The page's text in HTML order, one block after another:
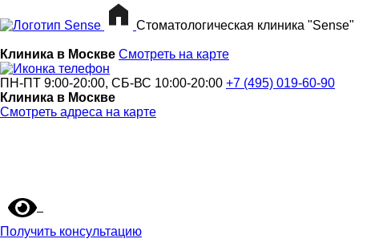
Стоматологическая клиника "Sense"
Клиника в Москве Смотреть на карте
ПН-ПТ 9:00-20:00, СБ-ВС 10:00-20:00 +7 (495) 019-60-90
Клиника в Москве
Смотреть адреса на карте
Получить консультацию